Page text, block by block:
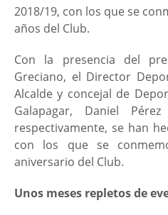
2018/19, con los que se
años del Club.
Con la presencia del
Greciano, el Director
Alcalde y concejal de
Galapagar, Daniel
respectivamente, se han
con los que se
aniversario del Club.
Unos meses repletos de